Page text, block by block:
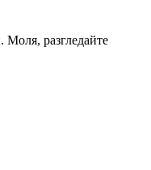
Моля, разгледайте